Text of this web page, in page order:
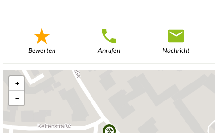
Bewerten Anrufen Nachricht
+
−